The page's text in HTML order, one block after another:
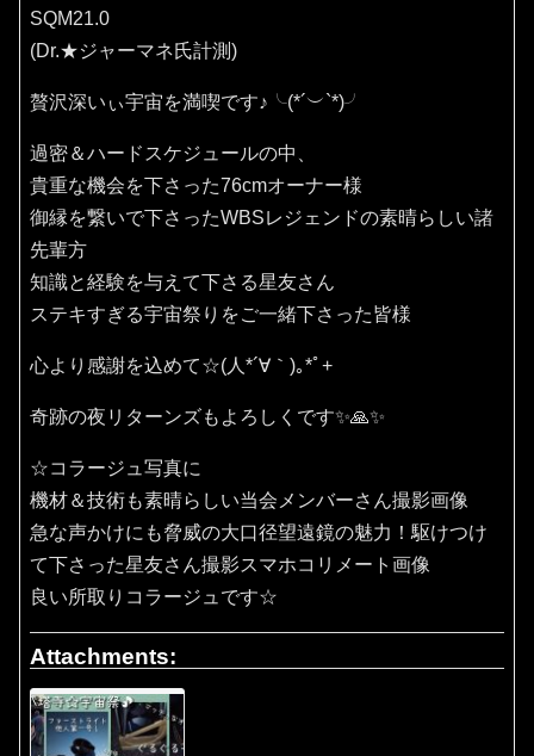
SQM21.0
(Dr.★ジャーマネ氏計測)
贅沢深いぃ宇宙を満喫です♪⁠╰⁠(⁠*⁠´⁠︶⁠`⁠*⁠)⁠╯
過密＆ハードスケジュールの中、
貴重な機会を下さった76cmオーナー様
御縁を繋いで下さったWBSレジェンドの素晴らしい諸
先輩方
知識と経験を与えて下さる星友さん
ステキすぎる宇宙祭りをご一緒下さった皆様
心より感謝を込めて☆(⁠人⁠*⁠´⁠∀⁠｀⁠)⁠｡⁠*ﾟ⁠+
奇跡の夜リターンズもよろしくです✨🙏✨️
☆コラージュ写真に
機材＆技術も素晴らしい当会メンバーさん撮影画像
急な声かけにも脅威の大口径望遠鏡の魅力！駆けつけ
て下さった星友さん撮影スマホコリメート画像
良い所取りコラージュです☆
Attachments: